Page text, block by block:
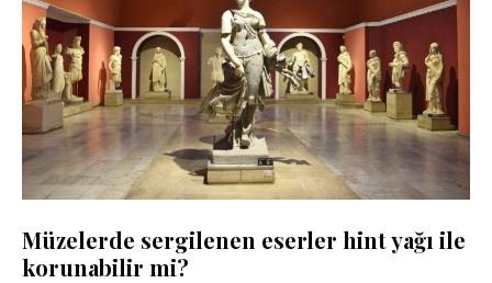
Müzelerde sergilenen eserler hint yağı ile
korunabilir mi?